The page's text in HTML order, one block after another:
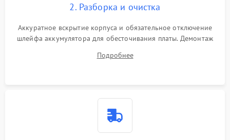
2. Разборка и очистка
Аккуратное вскрытие корпуса и обязательное отключение
шлейфа аккумулятора для обесточивания платы. Демонтаж
высохшей термопасты с кристаллов чипов.
Подробнее